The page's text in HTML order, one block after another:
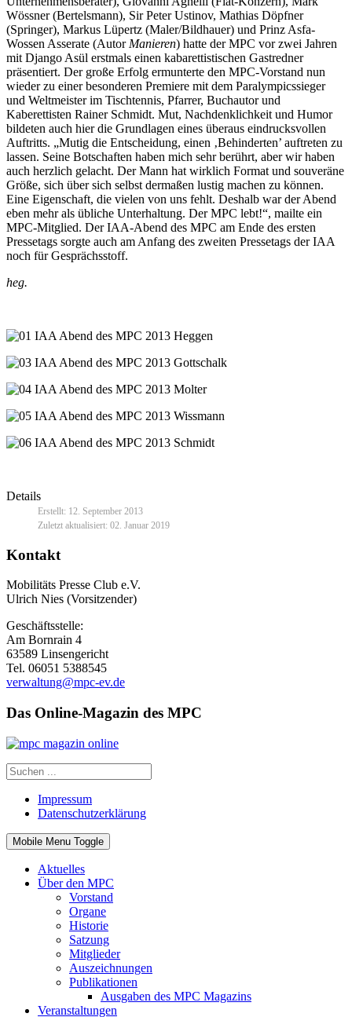
Wössner (Bertelsmann), Sir Peter Ustinov, Mathias Döpfner
(Springer), Markus Lüpertz (Maler/Bildhauer) und Prinz Asfa-
Wossen Asserate (Autor Manieren) hatte der MPC vor zwei Jahren
mit Django Asül erstmals einen kabarettistischen Gastredner
präsentiert. Der große Erfolg ermunterte den MPC-Vorstand nun
wieder zu einer besonderen Premiere mit dem Paralympicssieger
und Weltmeister im Tischtennis, Pfarrer, Buchautor und
Kaberettisten Rainer Schmidt. Mut, Nachdenklichkeit und Humor
bildeten auch hier die Grundlagen eines überaus eindrucksvollen
Auftritts. „Mutig die Entscheidung, einen ‚Behinderten’ auftreten zu
lassen. Seine Botschaften haben mich sehr berührt, aber wir haben
auch herzlich gelacht. Der Mann hat wirklich Format und souveräne
Größe, sich über sich selbst dermaßen lustig machen zu können.
Eine Eigenschaft, die vielen von uns fehlt. Deshalb war der Abend
eben mehr als übliche Unterhaltung. Der MPC lebt!“, mailte ein
MPC-Mitglied. Der IAA-Abend des MPC am Ende des ersten
Pressetags sorgte auch am Anfang des zweiten Pressetags der IAA
noch für Gesprächsstoff.
heg.
Details
Erstellt: 12. September 2013
Zuletzt aktualisiert: 02. Januar 2019
Kontakt
Mobilitäts Presse Club e.V.
Ulrich Nies (Vorsitzender)
Geschäftsstelle:
Am Bornrain 4
63589 Linsengericht
Tel. 06051 5388545
verwaltung@mpc-ev.de
Das Online-Magazin des MPC
Impressum
Datenschutzerklärung
Mobile Menu Toggle
Aktuelles
Über den MPC
Vorstand
Organe
Historie
Satzung
Mitglieder
Auszeichnungen
Publikationen
Ausgaben des MPC Magazins
Veranstaltungen